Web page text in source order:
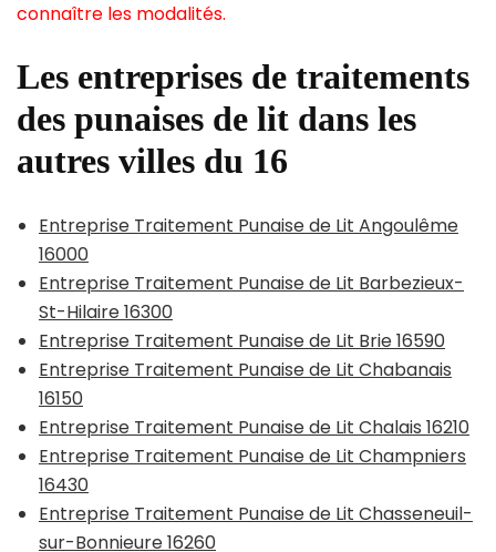
connaître les modalités.
Les entreprises de traitements
des punaises de lit dans les
autres villes du 16
Entreprise Traitement Punaise de Lit Angoulême
16000
Entreprise Traitement Punaise de Lit Barbezieux-
St-Hilaire 16300
Entreprise Traitement Punaise de Lit Brie 16590
Entreprise Traitement Punaise de Lit Chabanais
16150
Entreprise Traitement Punaise de Lit Chalais 16210
Entreprise Traitement Punaise de Lit Champniers
16430
Entreprise Traitement Punaise de Lit Chasseneuil-
sur-Bonnieure 16260